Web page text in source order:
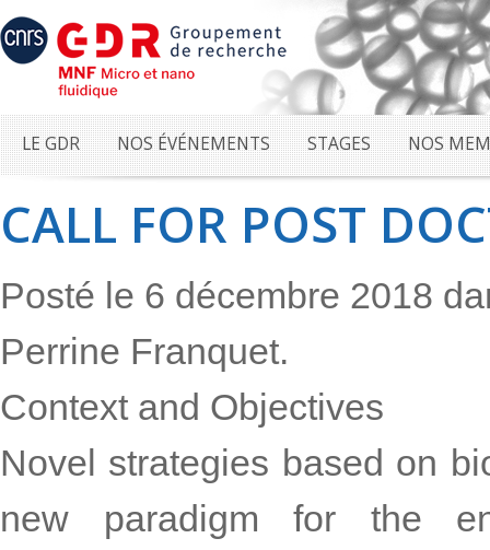
LE GDR NOS ÉVÉNEMENTS STAGES NOS
CALL FOR POST
Posté le 6 décembre 2018
Perrine Franquet.
Context and Objectives
Novel strategies based on
new paradigm for the